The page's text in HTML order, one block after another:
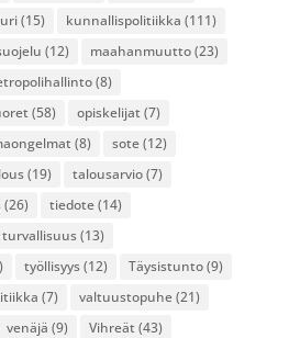
(15) kunnallispolitiikka (111)
(12) maahanmuutto(23)
(8)
(58) opiskelijat (7)
(8) sote(12)
(19) talousarvio(7)
(26) tiedote(14)
turvallisuus(13)
työllisyys(12) Täysistunto(9)
(7) valtuustopuhe(21)
venäjä (9) Vihreät (43)